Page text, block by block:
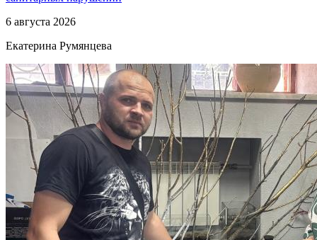
6 августа 2026
Екатерина Румянцева